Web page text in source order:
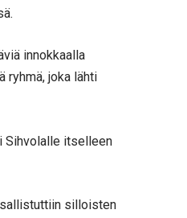
innokkaalla
ryhmä, joka lähti
Sihvolalle itselleen
silloisten